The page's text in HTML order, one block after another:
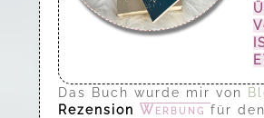
Das Buch wurde mir von
Rezension Werbung für